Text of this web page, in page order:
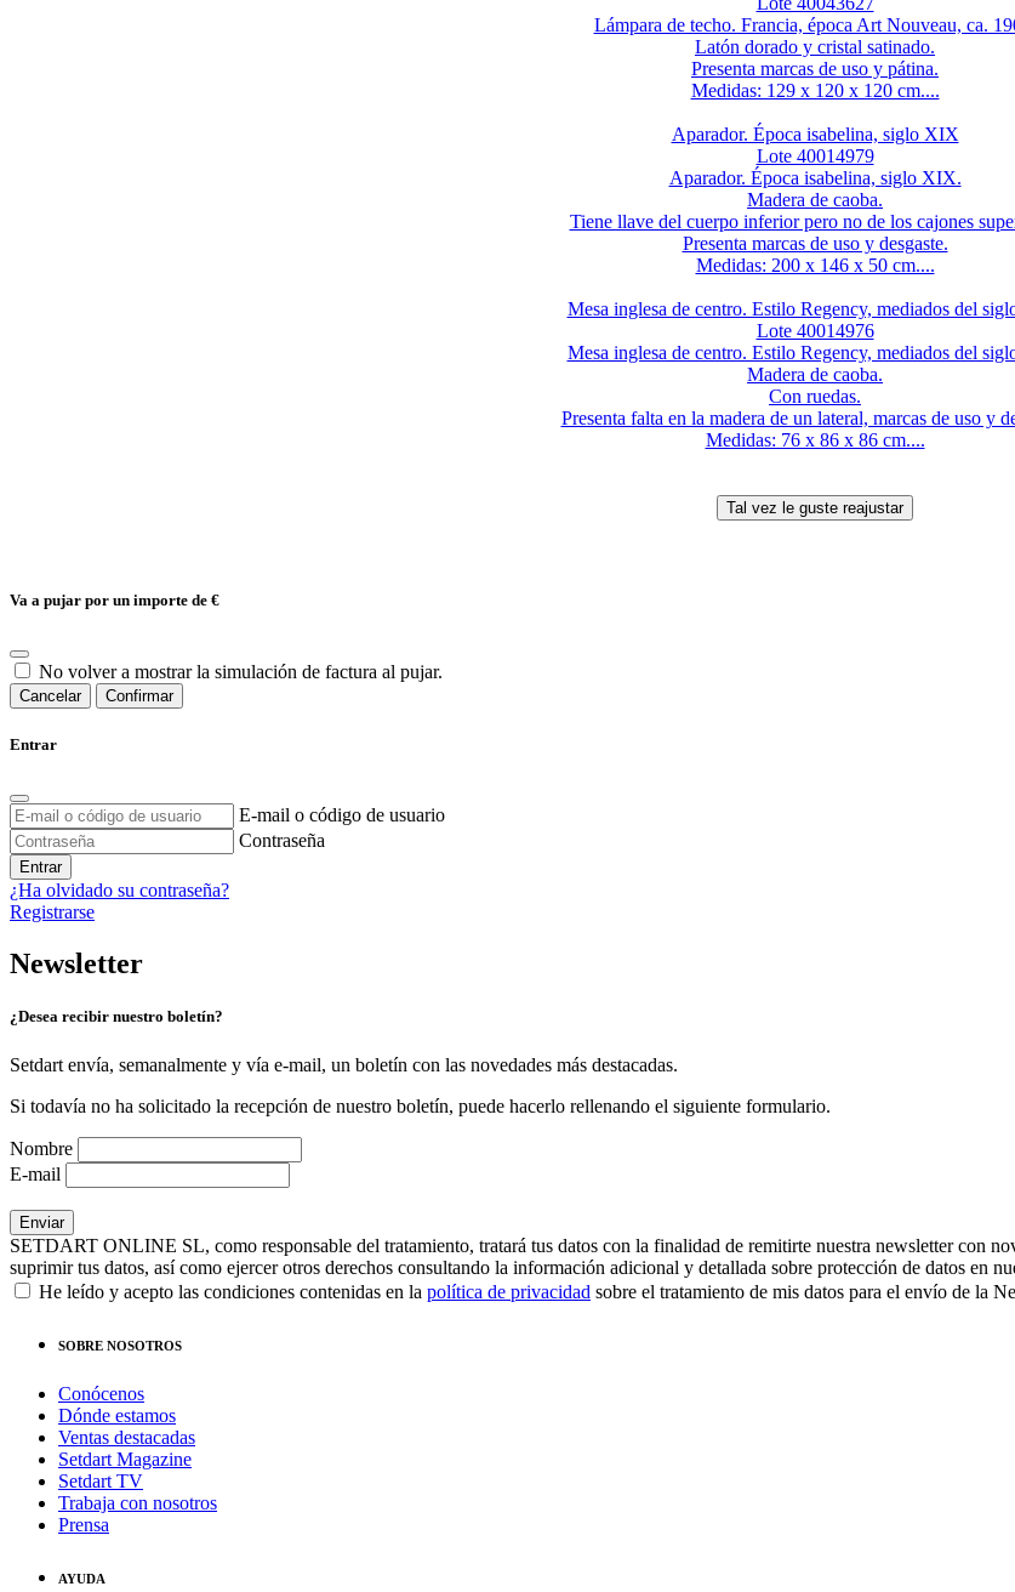
Lámpara de techo. Francia, época Art Nouveau, ca.
Latón dorado y cristal satinado.
Presenta marcas de uso y pátina.
Medidas: 129 x 120 x 120 cm....
Aparador. Época isabelina, siglo XIX
Lote 40014979
Aparador. Época isabelina, siglo XIX.
Madera de caoba.
Tiene llave del cuerpo inferior pero no de los cajones
Presenta marcas de uso y desgaste.
Medidas: 200 x 146 x 50 cm....
Mesa inglesa de centro. Estilo Regency, mediados del
Lote 40014976
Mesa inglesa de centro. Estilo Regency, mediados del
Madera de caoba.
Con ruedas.
Presenta falta en la madera de un lateral, marcas de uso y
Medidas: 76 x 86 x 86 cm....
Va a pujar por un importe de €
No volver a mostrar la simulación de factura al pujar.
Cancelar Confirmar
Entrar
E-mail o código de usuario
Contraseña
Entrar
¿Ha olvidado su contraseña?
Registrarse
Newsletter
¿Desea recibir nuestro boletín?
Setdart envía, semanalmente y vía e-mail, un boletín con las novedades más destacadas.
Si todavía no ha solicitado la recepción de nuestro boletín, puede hacerlo rellenando el siguiente formulario.
Nombre
E-mail
SETDART ONLINE SL, como responsable del tratamiento, tratará tus datos con la finalidad de remitirte nuestra newsletter con
suprimir tus datos, así como ejercer otros derechos consultando la información adicional y detallada sobre protección de datos en
He leído y acepto las condiciones contenidas en la política de privacidad sobre el tratamiento de mis datos para el envío de la
SOBRE NOSOTROS
Conócenos
Dónde estamos
Ventas destacadas
Setdart Magazine
Setdart TV
Trabaja con nosotros
Prensa
AYUDA